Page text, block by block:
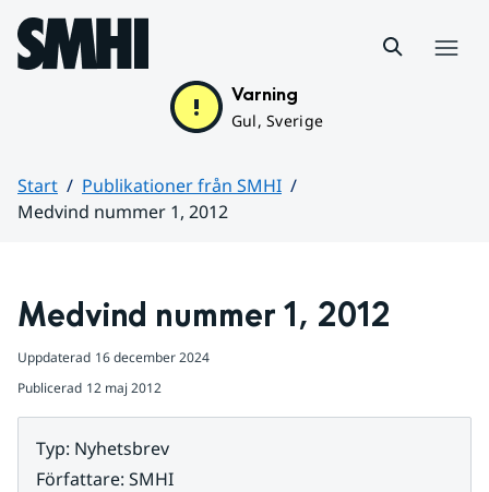
Hoppa till sidans innehåll
Varning
Gul, Sverige
Start
Publikationer från SMHI
Medvind nummer 1, 2012
Medvind nummer 1, 2012
Uppdaterad 16 december 2024
Publicerad 12 maj 2012
Typ: Nyhetsbrev
Författare: SMHI